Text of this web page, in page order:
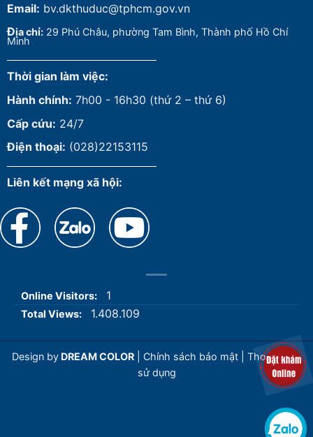
Email: bv.dkthuduc@tphcm.gov.vn
Địa chỉ: 29 Phú Châu, phường Tam Bình, Thành phố Hồ Chí
Minh
Thời gian làm việc:
Hành chính: 7h00 - 16h30 (thứ 2 – thứ 6)
Cấp cứu: 24/7
Điện thoại: (028)22153115
Liên kết mạng xã hội:
Online Visitors: 1
Total Views: 1.408.109
Design by DREAM COLOR Chính sách bảo mật
Thoả thuận
sử dụng